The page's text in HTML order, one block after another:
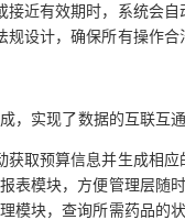
接近有效期时，系统会
规设计，确保所有操作
，实现了数据的互联互
取预算信息并生成相应
表模块，方便管理层随
模块，查询所需药品的